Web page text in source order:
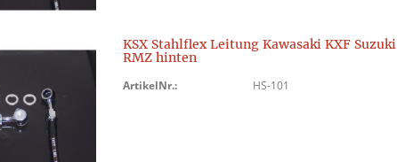
KSX Stahlflex Leitung Kawasaki KXF Suzuki
RMZ hinten
ArtikelNr.: HS-101